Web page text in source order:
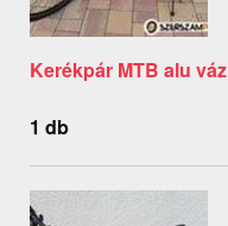
Kerékpár MTB alu váz
1 db